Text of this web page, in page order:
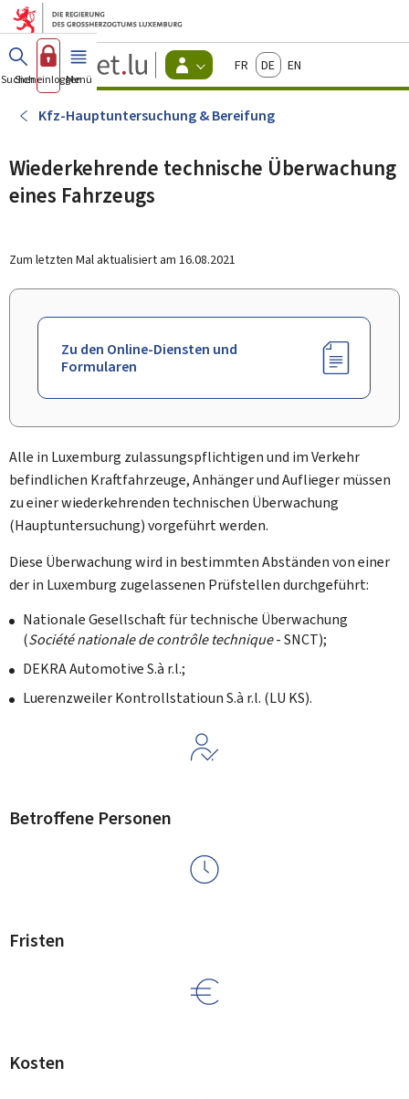
Zum Hauptmenü
Zum Inhalt
Guichet.lu
Changer
d'espace
Menu
actif
FrançaisDeutschEnglish
Suchen
Sich einloggen
Menü Haupt-
Kfz-Hauptuntersuchung & Bereifung
Wiederkehrende technische Überwachung
eines Fahrzeugs
Zum letzten Mal aktualisiert am 16.08.2021
Zu den Online-Diensten und
Formularen
Alle in Luxemburg zulassungspflichtigen und im Verkehr
befindlichen Kraftfahrzeuge, Anhänger und Auflieger müssen
zu einer wiederkehrenden technischen Überwachung
(Hauptuntersuchung) vorgeführt werden.
Diese Überwachung wird in bestimmten Abständen von einer
der in Luxemburg zugelassenen Prüfstellen durchgeführt:
Nationale Gesellschaft für technische Überwachung
(Société nationale de contrôle technique- SNCT);
DEKRA Automotive S.à r.l.;
Luerenzweiler Kontrollstatioun S.à r.l. (LU KS).
Betroffene Personen
Fristen
Kosten